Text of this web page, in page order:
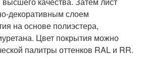
декоративным слоем
на основе полиэстера,
Цвет покрытия можно
палитры оттенков RAL и RR.